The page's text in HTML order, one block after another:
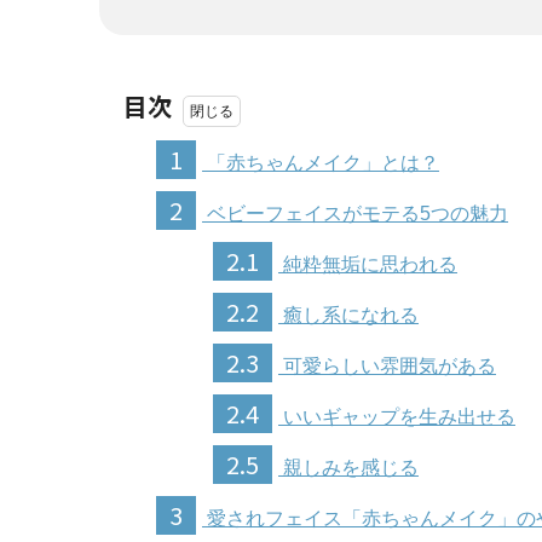
目次
1
「赤ちゃんメイク」とは？
2 ベビーフェイスがモテる5つの魅力
2.1 純粋無垢に思われる
2.2 癒し系になれる
2.3 可愛らしい雰囲気がある
2.4 いいギャップを生み出せる
2.5 親しみを感じる
3 愛されフェイス「赤ちゃんメイク」の